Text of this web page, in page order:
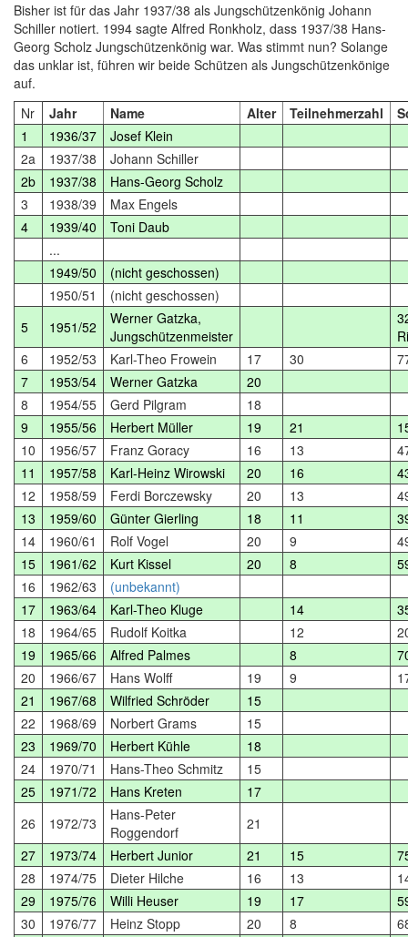
Bisher ist für das Jahr 1937/38 als Jungschützenkönig Johann
Schiller notiert. 1994 sagte Alfred Ronkholz, dass 1937/38 Hans-
Georg Scholz Jungschützenkönig war. Was stimmt nun? Solange
das unklar ist, führen wir beide Schützen als Jungschützenkönige
auf.
Nr
Jahr Name Alter Teilnehmerzahl
1
1936/37
Josef Klein
2a
1937/38
Johann Schiller
2b
1937/38
Hans-Georg Scholz
3
1938/39
Max Engels
4
1939/40
Toni Daub
...
1949/50
(nicht geschossen)
1950/51
(nicht geschossen)
5
1951/52
Werner Gatzka,
Jungschützenmeister
6
1952/53 Karl-Theo Frowein 17 30
7
1953/54 Werner Gatzka
20
8
1954/55 Gerd Pilgram
18
9
1955/56 Herbert Müller 19 21
10
1956/57 Franz Goracy 16 13
11
1957/58 Karl-Heinz Wirowski 20 16
12
1958/59 Ferdi Borczewsky 20 13
13
1959/60 Günter Gierling 18 11
14
1960/61 Rolf Vogel 20 9
15
1961/62 Kurt Kissel 20 8
16
1962/63
(unbekannt)
17
1963/64 Karl-Theo Kluge 14
18
1964/65 Rudolf Koitka 12
19
1965/66 Alfred Palmes 8
20
1966/67 Hans Wolff 19 9
21
1967/68 Wilfried Schröder
15
22
1968/69 Norbert Grams
15
23
1969/70 Herbert Kühle
18
24
1970/71 Hans-Theo Schmitz
15
25
1971/72 Hans Kreten
17
26
1972/73
Hans-Peter
Roggendorf
21
27
1973/74 Herbert Junior 21 15
28
1974/75 Dieter Hilche 16 13
29
1975/76 Willi Heuser 19 17
30
1976/77 Heinz Stopp 20 8